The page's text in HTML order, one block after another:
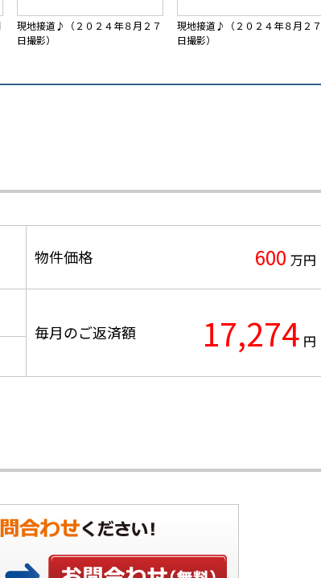
現地接道♪（２０２４年８月２７
日撮影）
現地接道♪（２０２４年８月２７
日撮影）
物件価格 600 万円
毎月のご返済額 17,274 円